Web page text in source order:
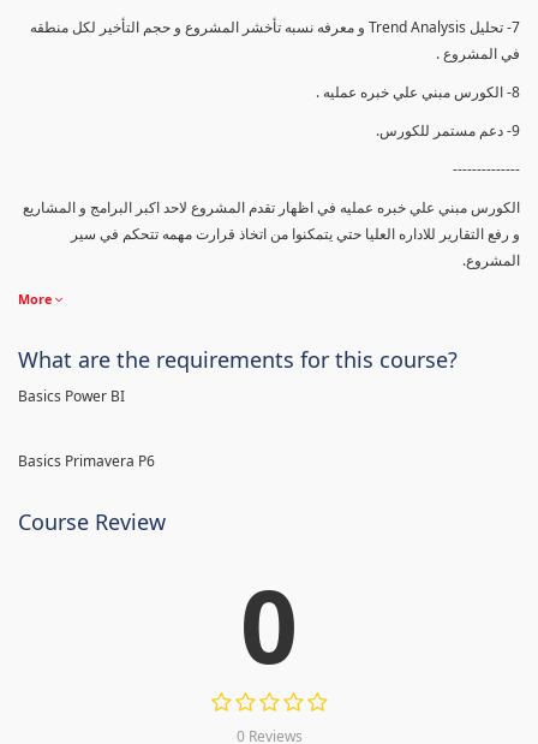
7- تحليل Trend Analysis و معرفه نسبه تأخشر المشروع و حجم التأخير لكل منطقه
في المشروع .
8- الكورس مبني علي خبره عمليه .
9- دعم مستمر للكورس.
--------------
الكورس مبني علي خبره عمليه في اظهار تقدم المشروع لاحد اكبر البرامج و المشاريع
و رفع التقارير للاداره العليا حتي يتمكنوا من اتخاذ قرارت مهمه تتحكم في سير
المشروع.
More
What are the requirements for this course?
Basics Power BI
Basics Primavera P6
Course Review
0
0 Reviews